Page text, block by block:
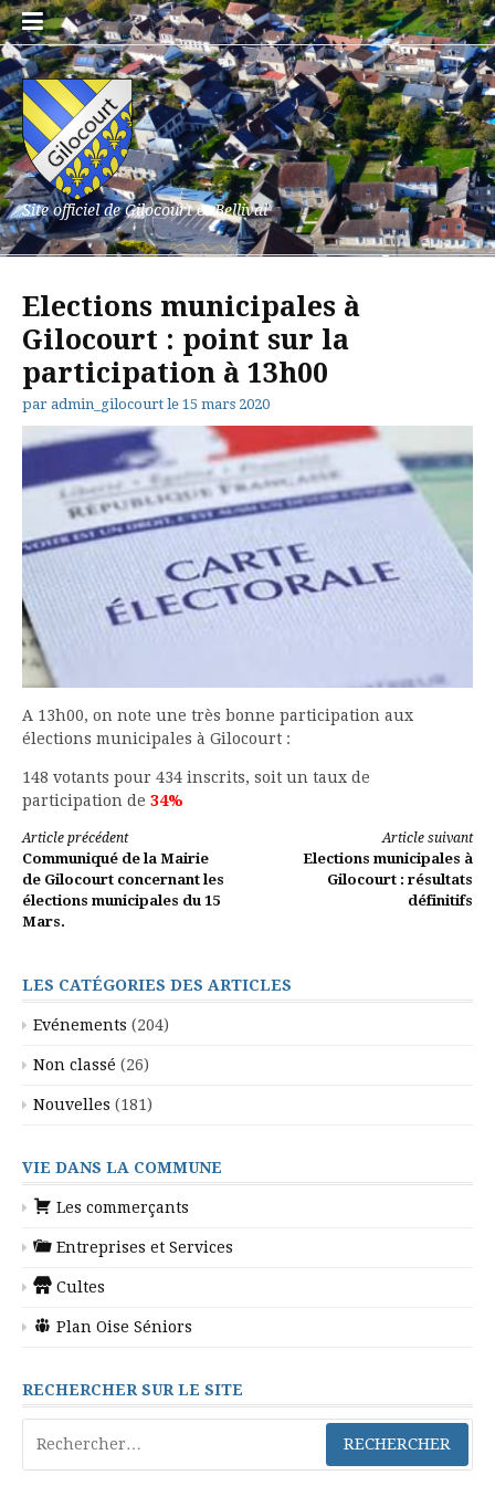
Aller
au
contenu
Site officiel de Gilocourt et Bellival
Elections municipales à
Gilocourt : point sur la
participation à 13h00
par admin_gilocourt le 15 mars 2020
A 13h00, on note une très bonne participation aux
élections municipales à Gilocourt :
148 votants pour 434 inscrits, soit un taux de
participation de 34%
Lire
la
suite
Article précédent
Communiqué de la Mairie
de Gilocourt concernant les
élections municipales du 15
Mars.
Article suivant
Elections municipales à
Gilocourt : résultats
définitifs
LES CATÉGORIES DES ARTICLES
Evénements (204)
Non classé (26)
Nouvelles (181)
VIE DANS LA COMMUNE
Les commerçants
Entreprises et Services
Cultes
Plan Oise Séniors
RECHERCHER SUR LE SITE